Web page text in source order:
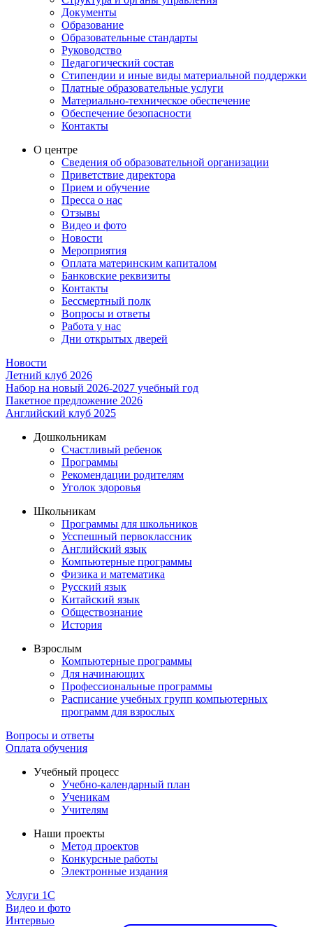
Документы
Образование
Образовательные стандарты
Руководство
Педагогический состав
Стипендии и иные виды материальной поддержки
Платные образовательные услуги
Материально-техническое обеспечение
Обеспечение безопасности
Контакты
О центре
Сведения об образовательной организации
Приветствие директора
Прием и обучение
Пресса о нас
Отзывы
Видео и фото
Новости
Мероприятия
Оплата материнским капиталом
Банковские реквизиты
Контакты
Бессмертный полк
Вопросы и ответы
Работа у нас
Дни открытых дверей
Новости
Летний клуб 2026
Набор на новый 2026-2027 учебный год
Пакетное предложение 2026
Английский клуб 2025
Дошкольникам
Счастливый ребенок
Программы
Рекомендации родителям
Уголок здоровья
Школьникам
Программы для школьников
Усспешный первоклассник
Английский язык
Компьютерные программы
Физика и математика
Русский язык
Китайский язык
Обществознание
История
Взрослым
Компьютерные программы
Для начинающих
Профессиональные программы
Расписание учебных групп компьютерных
программ для взрослых
Вопросы и ответы
Оплата обучения
Учебный процесс
Учебно-календарный план
Ученикам
Учителям
Наши проекты
Метод проектов
Конкурсные работы
Электронные издания
Услуги 1C
Видео и фото
Интервью